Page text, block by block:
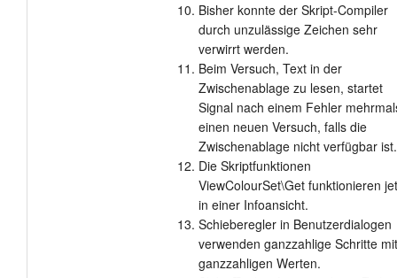
Bisher konnte der Skript-Compiler
durch unzulässige Zeichen sehr
verwirrt werden.
Beim Versuch, Text in der
Zwischenablage zu lesen, startet
Signal nach einem Fehler
einen neuen Versuch, falls die
Zwischenablage nicht verfügbar ist.
Die Skriptfunktionen
ViewColourSet\Get funktionieren
in einer Infoansicht.
Schieberegler in Benutzerdialogen
verwenden ganzzahlige Schritte mit
ganzzahligen Werten.